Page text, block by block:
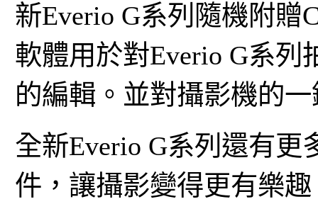
新Everio G系列隨機附贈
軟體用於對Everio G系
的編輯。並對攝影機的
全新Everio G系列還有
件，讓攝影變得更有樂